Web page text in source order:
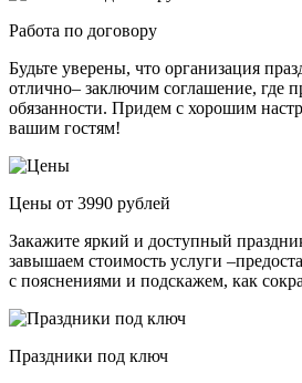
Работа по договору
Будьте уверены, что организация
отлично– заключим соглашение, где
обязанности. Придем с хорошим
вашим гостям!
Цены от 3990 рублей
Закажите яркий и доступный
завышаем стоимость услуги
с пояснениями и подскажем, как
Праздники под ключ